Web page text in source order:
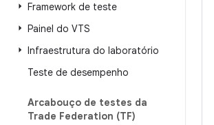
Framework de teste
Painel do VTS
Infraestrutura do laboratório
Teste de desempenho
Arcabouço de testes da
Trade Federation (TF)